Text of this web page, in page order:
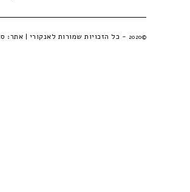
©2020 - כל הזכויות שמורות לאנקורי | אתר: